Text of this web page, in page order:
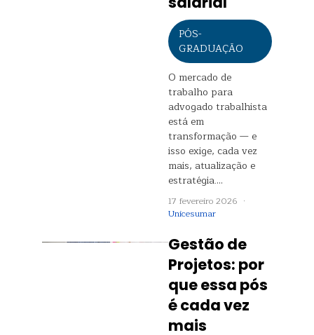
PÓS-
GRADUAÇÃO
O mercado de
trabalho para
advogado trabalhista
está em
transformação — e
isso exige, cada vez
mais, atualização e
estratégia.…
17 fevereiro 2026 ·
Unicesumar
Gestão de
Projetos: por
que essa pós
é cada vez
mais